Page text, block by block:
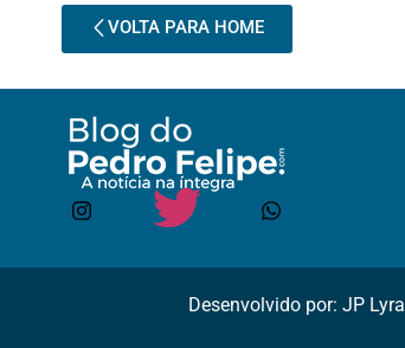
VOLTA PARA HOME
Desenvolvido por: JP Lyra